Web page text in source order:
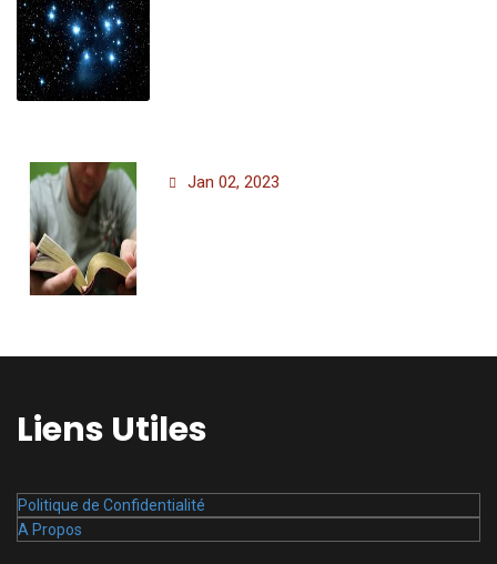
Jan 02, 2023
Liens Utiles
Politique de Confidentialité
A Propos